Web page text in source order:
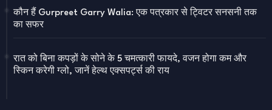
कौन हैं Gurpreet Garry Walia: एक पत्रकार से ट्विटर सनसनी तक
का सफर
रात को बिना कपड़ों के सोने के 5 चमत्कारी फायदे, वजन होगा कम और
स्किन करेगी ग्लो, जानें हेल्थ एक्सपर्ट्स की राय